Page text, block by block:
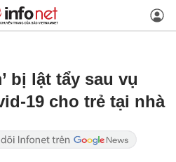
bị lật tẩy sau vụ
19 cho trẻ tại nhà